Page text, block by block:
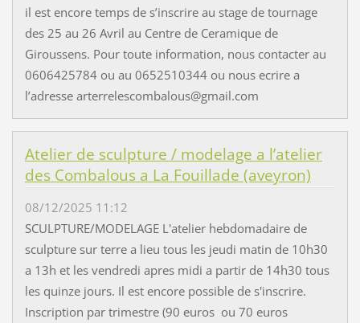
il est encore temps de s’inscrire au stage de tournage
des 25 au 26 Avril au Centre de Ceramique de
Giroussens. Pour toute information, nous contacter au
0606425784 ou au 0652510344 ou nous ecrire a
l’adresse arterrelescombalous@gmail.com
Atelier de sculpture / modelage a l’atelier
des Combalous a La Fouillade (aveyron)
08/12/2025 11:12
SCULPTURE/MODELAGE L'atelier hebdomadaire de
sculpture sur terre a lieu tous les jeudi matin de 10h30
a 13h et les vendredi apres midi a partir de 14h30 tous
les quinze jours. Il est encore possible de s'inscrire.
Inscription par trimestre (90 euros ou 70 euros